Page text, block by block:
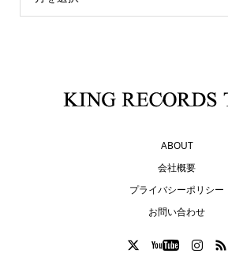
ABOUT
会社概要
プライバシーポリシー
お問い合わせ